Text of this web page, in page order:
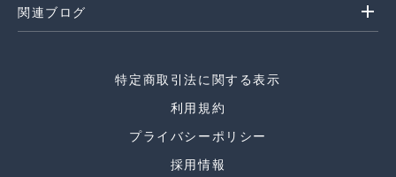
関連ブログ add
特定商取引法に関する表示
利用規約
プライバシーポリシー
採用情報